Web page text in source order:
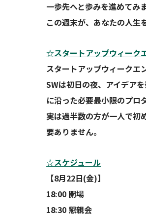
一歩先へと歩みを進めてみ
この週末が、あなたの人生
☆スタートアップウィーク
スタートアップウィークエ
SWは初日の夜、アイデア
に沿った必要最小限のプロ
実は過半数の方が一人で初
要ありません。
☆スケジュール
【8月22日(金)】
18:00 開場
18:30 懇親会